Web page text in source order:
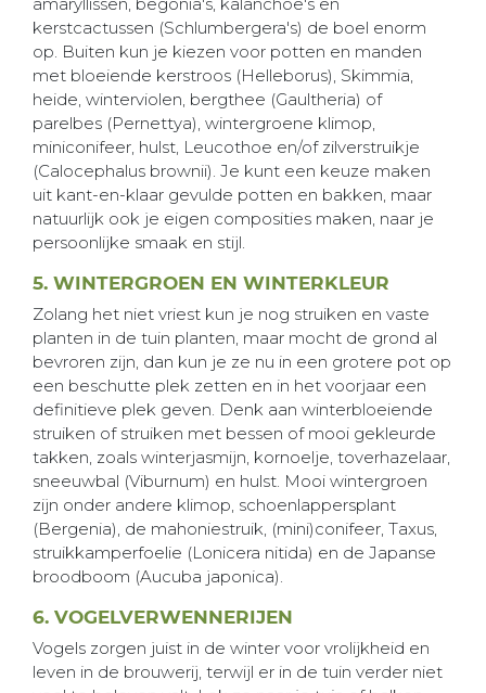
kerstcactussen (Schlumbergera's) de boel enorm
op. Buiten kun je kiezen voor potten en manden
met bloeiende kerstroos (Helleborus), Skimmia,
heide, winterviolen, bergthee (Gaultheria) of
parelbes (Pernettya), wintergroene klimop,
miniconifeer, hulst, Leucothoe en/of zilverstruikje
(Calocephalus brownii). Je kunt een keuze maken
uit kant-en-klaar gevulde potten en bakken, maar
natuurlijk ook je eigen composities maken, naar je
persoonlijke smaak en stijl.
5. WINTERGROEN EN WINTERKLEUR
Zolang het niet vriest kun je nog struiken en vaste
planten in de tuin planten, maar mocht de grond al
bevroren zijn, dan kun je ze nu in een grotere pot op
een beschutte plek zetten en in het voorjaar een
definitieve plek geven. Denk aan winterbloeiende
struiken of struiken met bessen of mooi gekleurde
takken, zoals winterjasmijn, kornoelje, toverhazelaar,
sneeuwbal (Viburnum) en hulst. Mooi wintergroen
zijn onder andere klimop, schoenlappersplant
(Bergenia), de mahoniestruik, (mini)conifeer, Taxus,
struikkamperfoelie (Lonicera nitida) en de Japanse
broodboom (Aucuba japonica).
6. VOGELVERWENNERIJEN
Vogels zorgen juist in de winter voor vrolijkheid en
leven in de brouwerij, terwijl er in de tuin verder niet